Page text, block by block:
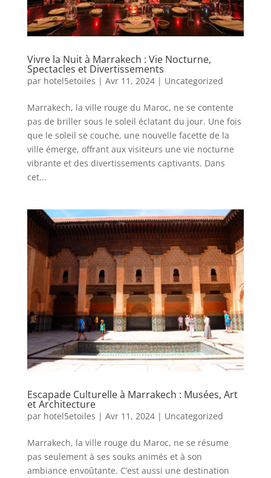
Vivre la Nuit à Marrakech : Vie Nocturne,
Spectacles et Divertissements
par hotel5etoiles | Avr 11, 2024| Uncategorized
Marrakech, la ville rouge du Maroc, ne se contente
pas de briller sous le soleil éclatant du jour. Une fois
que le soleil se couche, une nouvelle facette de la
ville émerge, offrant aux visiteurs une vie nocturne
vibrante et des divertissements captivants. Dans
cet...
Escapade Culturelle à Marrakech : Musées, Art
et Architecture
par hotel5etoiles | Avr 11, 2024| Uncategorized
Marrakech, la ville rouge du Maroc, ne se résume
pas seulement à ses souks animés et à son
ambiance envoûtante. C’est aussi une destination